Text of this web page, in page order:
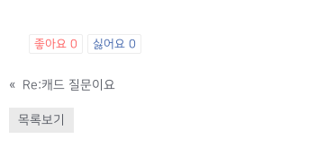
좋아요 0 싫어요 0
« Re:캐드 질문이요
목록보기